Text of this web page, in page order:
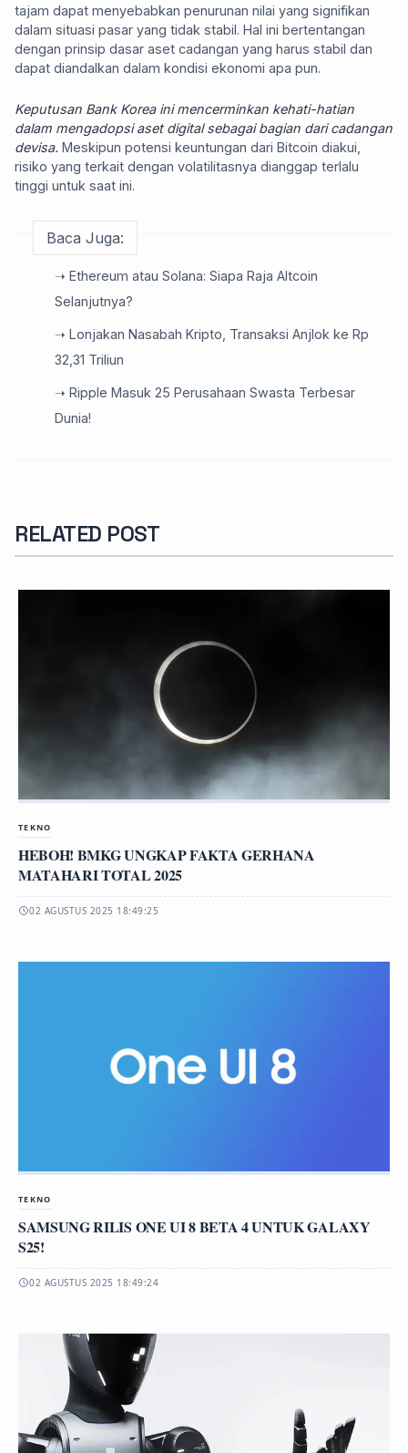
tajam dapat menyebabkan penurunan nilai yang signifikan
dalam situasi pasar yang tidak stabil. Hal ini bertentangan
dengan prinsip dasar aset cadangan yang harus stabil dan
dapat diandalkan dalam kondisi ekonomi apa pun.
Keputusan Bank Korea ini mencerminkan kehati-hatian
dalam mengadopsi aset digital sebagai bagian dari cadangan
devisa. Meskipun potensi keuntungan dari Bitcoin diakui,
risiko yang terkait dengan volatilitasnya dianggap terlalu
tinggi untuk saat ini.
Baca Juga:
➝ Ethereum atau Solana: Siapa Raja Altcoin
Selanjutnya?
➝ Lonjakan Nasabah Kripto, Transaksi Anjlok ke Rp
32,31 Triliun
➝ Ripple Masuk 25 Perusahaan Swasta Terbesar
Dunia!
RELATED POST
TEKNO
HEBOH! BMKG UNGKAP FAKTA GERHANA
MATAHARI TOTAL 2025
02 AGUSTUS 2025 18:49:25
TEKNO
SAMSUNG RILIS ONE UI 8 BETA 4 UNTUK GALAXY
S25!
02 AGUSTUS 2025 18:49:24